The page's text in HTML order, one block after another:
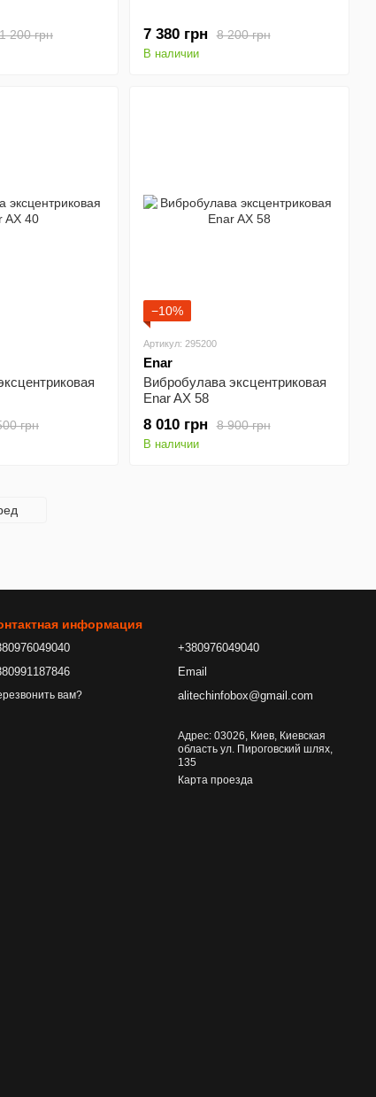
200 грн 8 200 грн
7 380 грн
В наличии
грн
−10%
Артикул: 295200
Enar
Вибробулава эксцентриковая
Enar AX 58
8 900 грн
8 010 грн
В наличии
информация
вам?
+380976049040
Email
alitechinfobox@gmail.com
Адрес: 03026, Киев, Киевская
область ул. Пироговский шлях,
135
Карта проезда